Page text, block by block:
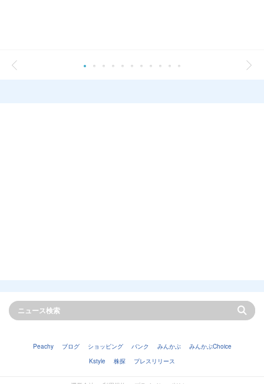
Peachy ブログ ショッピング バンク みんかぶ
みんかぶChoice
Kstyle
株探 プレスリリース